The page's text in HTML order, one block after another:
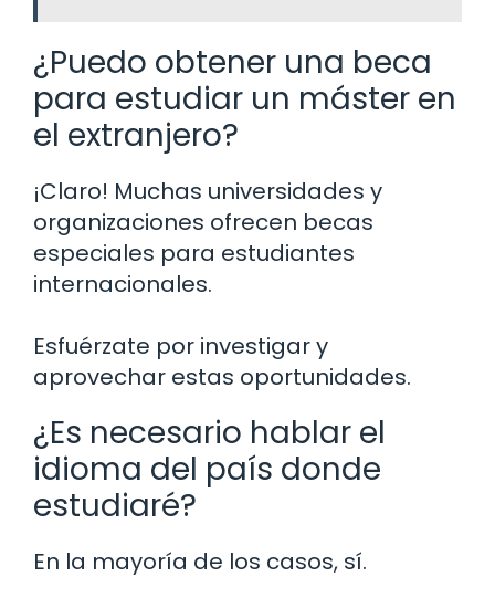
¿Puedo obtener una beca
para estudiar un máster en
el extranjero?
¡Claro! Muchas universidades y
organizaciones ofrecen becas
especiales para estudiantes
internacionales.
Esfuérzate por investigar y
aprovechar estas oportunidades.
¿Es necesario hablar el
idioma del país donde
estudiaré?
En la mayoría de los casos, sí.